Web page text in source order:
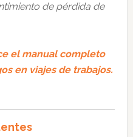
de pérdida de
el manual completo
en viajes de trabajos.